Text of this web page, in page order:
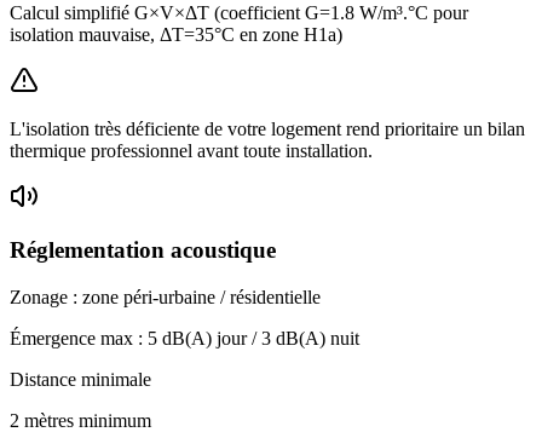
Calcul simplifié G×V×ΔT (coefficient G=1.8 W/m³.°C pour
isolation mauvaise, ΔT=35°C en zone H1a)
L'isolation très déficiente de votre logement rend prioritaire un bilan
thermique professionnel avant toute installation.
Réglementation acoustique
Zonage : zone péri-urbaine / résidentielle
Émergence max : 5 dB(A) jour /3 dB(A) nuit
Distance minimale
2 mètres minimum